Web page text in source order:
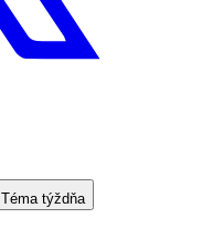
Téma týždňa